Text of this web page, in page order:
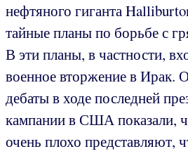
нефтяного гиганта
тайные планы по борьбе с
В эти планы, в частности,
военное вторжение в Ирак.
дебаты в ходе последней
кампании в США показали,
очень плохо представляют,